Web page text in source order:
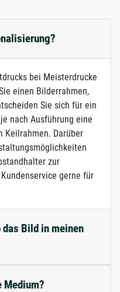
bei Meisterdrucke
einen Bilderrahmen,
Sie sich für ein
nach Ausführung eine
Keilrahmen. Darüber
zur
gerne für
das Bild in meinen
Medium?